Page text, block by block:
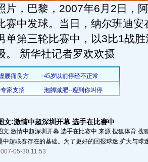
，巴黎，2007年6月2日，
赛中发球。当日，纳尔班迪
单第三轮比赛中，以3比1战
。 新华社记者罗欢欢摄
文:激情中超深圳开幕 选手在比赛中
文:激情中超深圳开幕 选手在比赛中 来源:搜狐体育 搜
中超联赛存在的基础。为了更好的回报球迷,扩大与球
05-30 11:53